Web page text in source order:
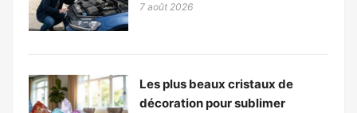
7 août 2026
Les plus beaux cristaux de
décoration pour sublimer